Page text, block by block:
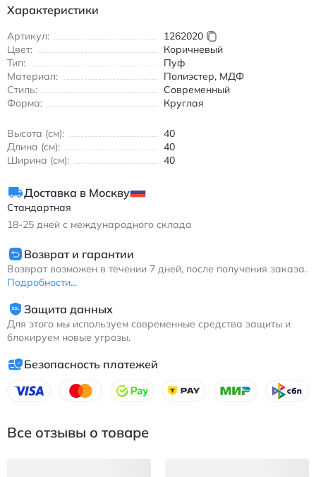
Форма выполнена в виде аккуратных округлых секций,
благодаря чему пуф выглядит объёмно и уютно. Обивка
визуально напоминает текстиль с мягкой фактурой, приятной
на ощупь и комфортной для ежедневного использования.
Основание изготовлено из дерева и дополнено устойчивыми
ножками, что делает конструкцию стабильной без
необходимости сборки. Пуф не требует установки и
полностью готов к использованию сразу после распаковки.
Лаконичный дизайн в спокойной цветовой гамме хорошо
вписывается в современные интерьеры, скандинавский стиль
и светлые минималистичные пространства. Небольшие
ограниченном пространстве.
Подходит для взрослых, может использоваться как пуф для
макияжа, мягкий табурет для дома или интерьерный элемент
с практичной функцией.
Характеристики
Артикул:
1262020
Цвет:
Коричневый
Тип:
Пуф
Материал:
Полиэстер, МДФ
Стиль:
Современный
Форма:
Круглая
Высота (см):
40
Длина (см):
40
Ширина (см):
40
Доставка в Москву
Стандартная
18-25 дней с международного склада
Возврат и гарантии
Возврат возможен в течении 7 дней, после получения заказа.
Подробности...
Защита данных
Для этого мы используем современные средства защиты и
блокируем новые угрозы.
Безопасность платежей
Все отзывы о товаре